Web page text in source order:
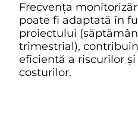
Frecvența
poate fi adaptată în
proiectului
trimestrial),
eficientă a riscurilor
costurilor.